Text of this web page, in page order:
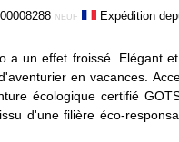
NEUF Expédition
a un effet froissé. Elégant
en vacances.
écologique certifié
d'une filière éco-